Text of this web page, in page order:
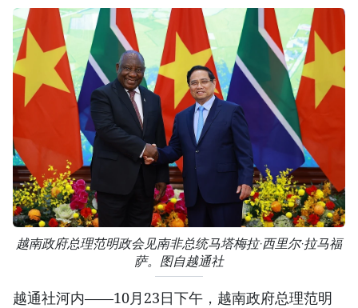
越南政府总理范明政会见南非总统马塔梅拉·西里尔·拉马福
萨。图自越通社
越通社河内——10月23日下午，越南政府总理范明